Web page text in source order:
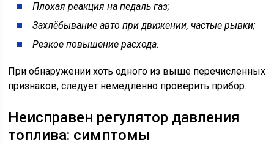
Плохая реакция на педаль газ;
Захлёбывание авто при движении, частые рывки;
Резкое повышение расхода.
При обнаружении хоть одного из выше перечисленных
признаков, следует немедленно проверить прибор.
Неисправен регулятор давления
топлива: симптомы